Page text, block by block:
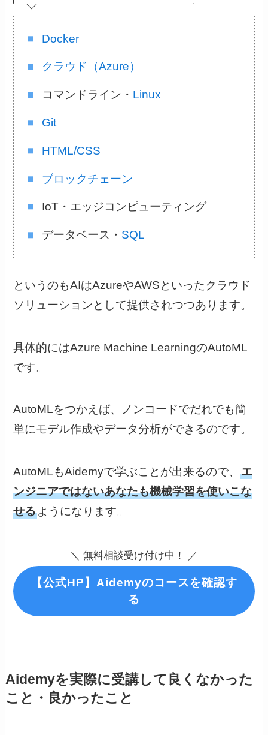
Docker
クラウド（Azure）
コマンドライン・ Linux
Git
HTML/CSS
ブロックチェーン
IoT・エッジコンピューティング
データベース・ SQL
というのもAIはAzureやAWSといったクラウド
ソリューションとして提供されつつあります。
具体的にはAzure Machine LearningのAutoML
です。
AutoMLをつかえば、ノンコードでだれでも簡
単にモデル作成やデータ分析ができるのです。
AutoMLもAidemyで学ぶことが出来るので、エ
ンジニアではないあなたも機械学習を使いこな
せるようになります。
＼ 無料相談受け付け中！ ／
【公式HP】Aidemyのコースを確認す
る
Aidemyを実際に受講して良くなかった
こと・良かったこと